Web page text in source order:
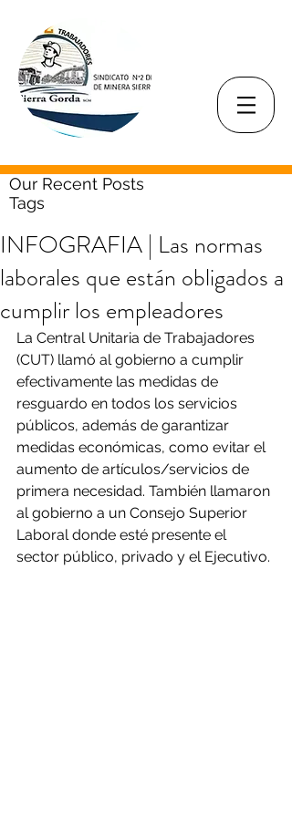
Our Recent Posts
Tags
INFOGRAFIA | Las normas
laborales que están obligados a
cumplir los empleadores
La Central Unitaria de Trabajadores
(CUT) llamó al gobierno a cumplir
efectivamente las medidas de
resguardo en todos los servicios
públicos, además de garantizar
medidas económicas, como evitar el
aumento de artículos/servicios de
primera necesidad. También llamaron
al gobierno a un Consejo Superior
Laboral donde esté presente el
sector público, privado y el Ejecutivo.